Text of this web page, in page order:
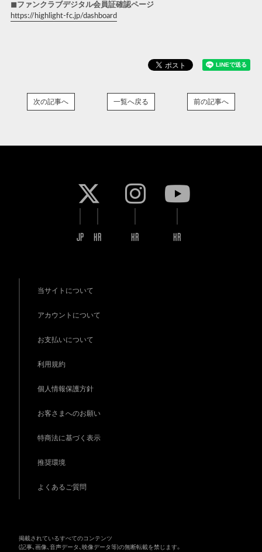
◼︎ファンクラブデジタル会員証確認ページ
https://highlight-fc.jp/dashboard
次の記事へ 一覧へ戻る 前の記事へ
JP KR KR KR
当サイトについて
アカウントについて
お支払いについて
利用規約
個人情報保護方針
お客さまへのお願い
特商法に基づく表示
推奨環境
よくあるご質問
掲載されているすべてのコンテンツ
(記事、画像、音声データ、映像データ等)の無断転載を禁じます。